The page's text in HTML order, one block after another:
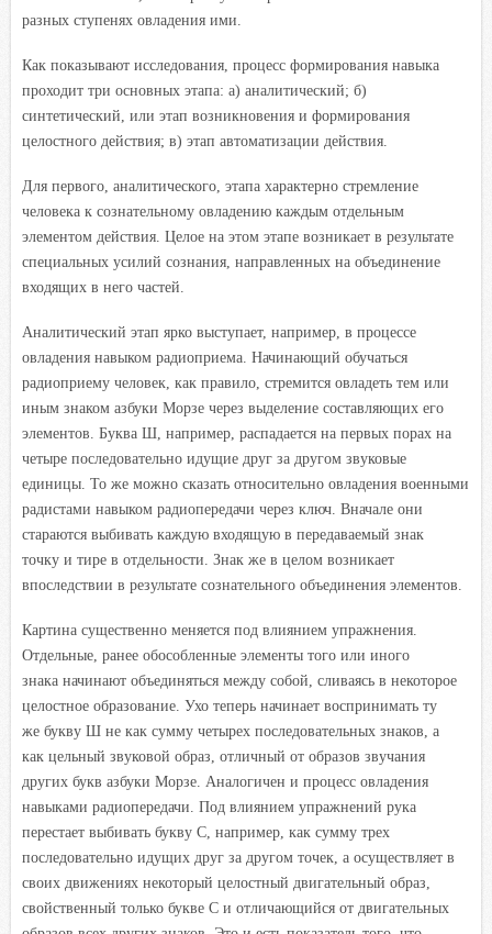
разных ступенях овладения ими.
Как показывают исследования, процесс формирования навыка
проходит три основных этапа: а) аналитический; б)
синтетический, или этап возникновения и формирования
целостного действия; в) этап автоматизации действия.
Для первого, аналитического, этапа характерно стремление
человека к сознательному овладению каждым отдельным
элементом действия. Целое на этом этапе возникает в результате
специальных усилий сознания, направленных на объединение
входящих в него частей.
Аналитический этап ярко выступает, например, в процессе
овладения навыком радиоприема. Начинающий обучаться
радиоприему человек, как правило, стремится овладеть тем или
иным знаком азбуки Морзе через выделение составляющих его
элементов. Буква Ш, например, распадается на первых порах на
четыре последовательно идущие друг за другом звуковые
единицы. То же можно сказать относительно овладения военными
радистами навыком радиопередачи через ключ. Вначале они
стараются выбивать каждую входящую в передаваемый знак
точку и тире в отдельности. Знак же в целом возникает
впоследствии в результате сознательного объединения элементов.
Картина существенно меняется под влиянием упражнения.
Отдельные, ранее обособленные элементы того или иного
знака начинают объединяться между собой, сливаясь в некоторое
целостное образование. Ухо теперь начинает воспринимать ту
же букву Ш не как сумму четырех последовательных знаков, а
как цельный звуковой образ, отличный от образов звучания
других букв азбуки Морзе. Аналогичен и процесс овладения
навыками радиопередачи. Под влиянием упражнений рука
перестает выбивать букву С, например, как сумму трех
последовательно идущих друг за другом точек, а осуществляет в
своих движениях некоторый целостный двигательный образ,
свойственный только букве С и отличающийся от двигательных